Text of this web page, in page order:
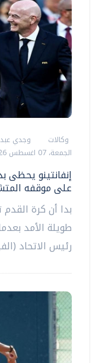
وكالات وجدي عبد
الجمعة، 07 اغسطس 2026 02:19 م
إنفانتينو يحظى
على موقفه
بدا أن كرة
طويلة الأمد
رئيس الاتحاد